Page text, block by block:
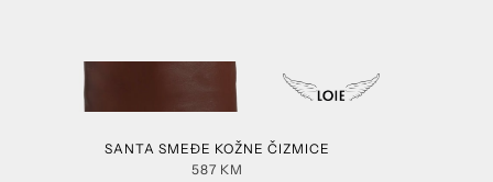
SANTA SMEĐE KOŽNE ČIZMICE
587 KM